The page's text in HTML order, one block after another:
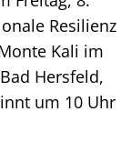
Resilienz
Kali im
Hersfeld,
um 10 Uhr